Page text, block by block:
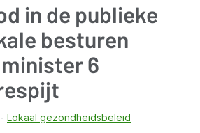
in de publieke
besturen
6
Lokaal gezondheidsbeleid